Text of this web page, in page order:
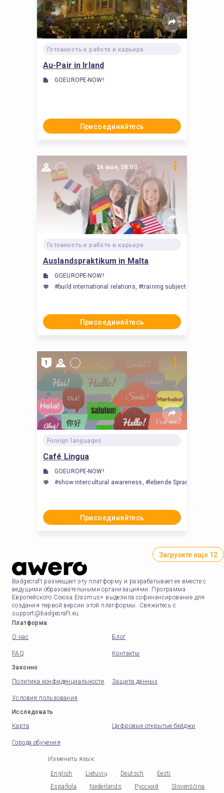
Готовность к работе и карьере
Au-Pair in Irland
GOEUROPE-NOW!
Присоединяйтесь
24 мая, 08:00
Готовность к работе и карьере
Auslandspraktikum in Malta
GOEUROPE-NOW!
#build international relations, #training subject expertise,
Присоединяйтесь
1
Foreign languages
Café Lingua
GOEUROPE-NOW!
#show intercultural awareness, #lebende Sprachen,
Присоединяйтесь
Загрузите еще 12
Badgecraft размещает эту платформу и разрабатывает ее вместе с
ведущими образовательными организациями. Программа
Европейского Союза Erasmus+ выделила софинансирование для
создания первой версии этой платформы. Свяжитесь с
support@badgecraft.eu.
Платформа
О нас
Блог
FAQ
Контакты
Законно
Политика конфиденциальности
Защита данных
Условия пользования
Исследовать
Карта
Цифровые открытые бейджи
Города обучения
Изменить язык:
English Lietuvių Deutsch
Eesti
Española
Nederlands Русский Slovenščina